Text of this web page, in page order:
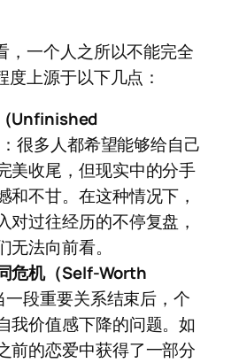
，一个人之所以不能完全
上源于以下几点：
Unfinished
：很多人都希望能够给自己
美收尾，但现实中的分手
和不甘。在这种情况下，
对过往经历的不停复盘，
无法向前看。
危机（Self-Worth
一段重要关系结束后，个
我价值感下降的问题。如
前的恋爱中获得了一部分